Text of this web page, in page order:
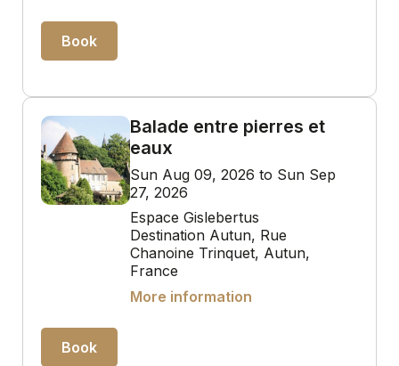
Book
Balade entre pierres et
eaux
Sun Aug 09, 2026 to Sun Sep
27, 2026
Espace Gislebertus
Destination Autun, Rue
Chanoine Trinquet, Autun,
France
More information
Book